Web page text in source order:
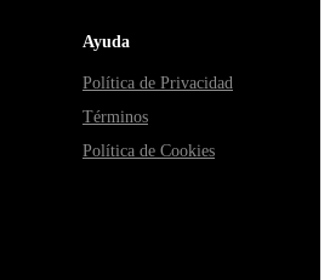
Ayuda
Política de Privacidad
Términos
Política de Cookies